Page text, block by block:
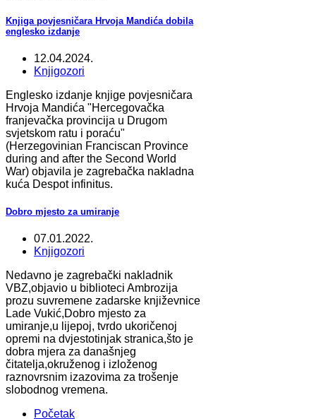
Knjiga povjesničara Hrvoja Mandića dobila
englesko izdanje
12.04.2024.
Knjigozori
Englesko izdanje knjige povjesničara
Hrvoja Mandića "Hercegovačka
franjevačka provincija u Drugom
svjetskom ratu i poraću"
(Herzegovinian Franciscan Province
during and after the Second World
War) objavila je zagrebačka nakladna
kuća Despot infinitus.
Dobro mjesto za umiranje
07.01.2022.
Knjigozori
Nedavno je zagrebački nakladnik
VBZ,objavio u biblioteci Ambrozija
prozu suvremene zadarske književnice
Lade Vukić,Dobro mjesto za
umiranje,u lijepoj, tvrdo ukoričenoj
opremi na dvjestotinjak stranica,što je
dobra mjera za današnjeg
čitatelja,okruženog i izloženog
raznovrsnim izazovima za trošenje
slobodnog vremena.
Početak